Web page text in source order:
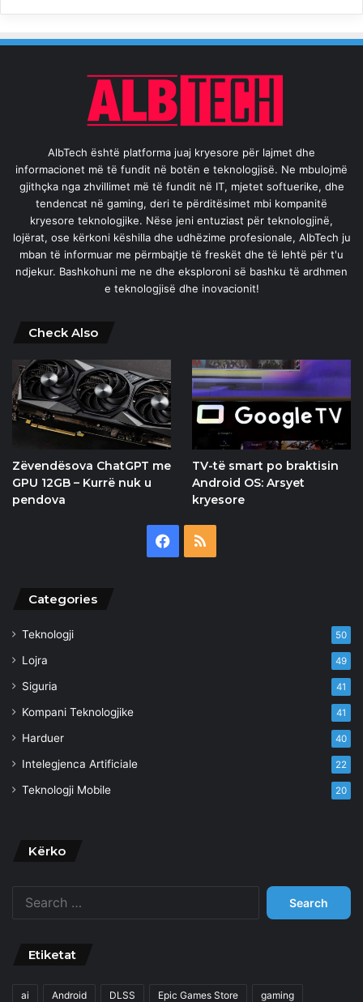
AlbTech është platforma juaj kryesore për lajmet dhe
informacionet më të fundit në botën e teknologjisë. Ne mbulojmë
gjithçka nga zhvillimet më të fundit në IT, mjetet softuerike, dhe
tendencat në gaming, deri te përditësimet mbi kompanitë
kryesore teknologjike. Nëse jeni entuziast për teknologjinë,
lojërat, ose kërkoni këshilla dhe udhëzime profesionale, AlbTech ju
mban të informuar me përmbajtje të freskët dhe të lehtë për t'u
ndjekur. Bashkohuni me ne dhe eksploroni së bashku të ardhmen
e teknologjisë dhe inovacionit!
Check Also
Zëvendësova ChatGPT me
GPU 12GB – Kurrë nuk u
pendova
TV-të smart po braktisin
Android OS: Arsyet
kryesore
Facebook
RSS
Categories
Teknologji 50
Lojra 49
Siguria 41
Kompani Teknologjike 41
Harduer 40
Intelegjenca Artificiale 22
Teknologji Mobile 20
Kërko
Search
Etiketat
ai Android DLSS Epic Games Store gaming